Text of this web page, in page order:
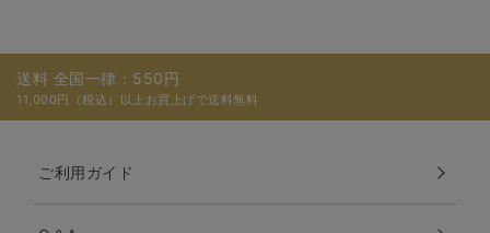
送料 全国一律：550円
11,000円（税込）以上お買上げで送料無料
ご利用ガイド